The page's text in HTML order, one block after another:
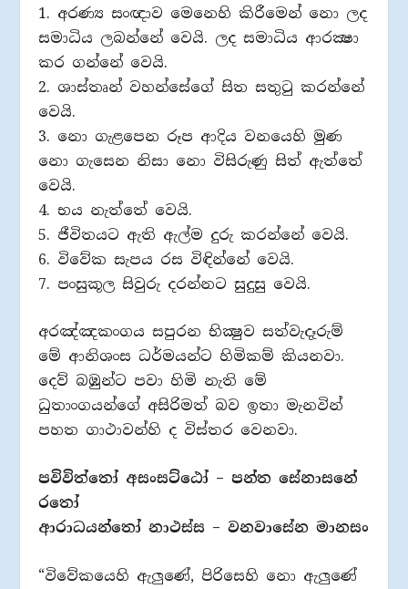
1. අරණ්‍ය සංඥාව මෙනෙහි කිරීමෙන් නො ලද
සමාධිය ලබන්නේ වෙයි. ලද සමාධිය ආරක්‍ෂා
කර ගන්නේ වෙයි.
2. ශාස්තෘන් වහන්සේගේ සිත සතුටු කරන්නේ
වෙයි.
3. නො ගැළපෙන රූප ආදිය වනයෙහි මුණ
නො ගැසෙන නිසා නො විසිරුණු සිත් ඇත්තේ
වෙයි.
4. භය නැත්තේ වෙයි.
5. ජීවිතයට ඇති ඇල්ම දුරු කරන්නේ වෙයි.
6. විවේක සැපය රස විඳින්නේ වෙයි.
7. පංසුකූල සිවුරු දරන්නට සුදුසු වෙයි.
අරඤ්ඤකංගය සපුරන භික්‍ෂුව සත්වැදෑරුම්
මේ ආනිශංස ධර්මයන්ට හිමිකම් කියනවා.
දෙව් බඹුන්ට පවා හිමි නැති මේ
ධුතාංගයන්ගේ අසිරිමත් බව ඉතා මැනවින්
පහත ගාථාවන්හි ද විස්තර වෙනවා.
පවිවිත්තෝ අසංසට්ඨෝ – පන්ත සේනාසනේ
රතෝ
ආරාධයන්තෝ නාථස්ස – වනවාසේන මානසං
“විවේකයෙහි ඇලුණේ, පිරිසෙහි නො ඇලුණේ